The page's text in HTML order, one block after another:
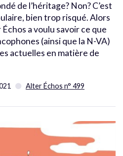
de l’héritage? Non? C’est
bien trop risqué. Alors
a voulu savoir ce que
(ainsi que la N-VA)
actuelles en matière de
Alter Échos n° 499